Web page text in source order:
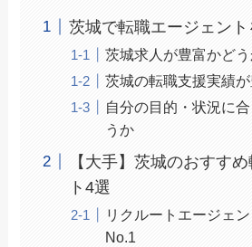
茨城で転職エージェント
茨城求人が豊富かど
茨城の転職支援実績
自分の目的・状況に
うか
【大手】茨城のおすす
ト4選
リクルートエージェ
No.1